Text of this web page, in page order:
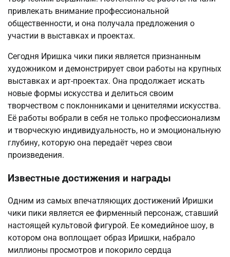
привлекать внимание профессиональной
общественности, и она получала предложения о
участии в выставках и проектах.
Сегодня Иришка чики пики является признанным
художником и демонстрирует свои работы на крупных
выставках и арт-проектах. Она продолжает искать
новые формы искусства и делиться своим
творчеством с поклонниками и ценителями искусства.
Её работы вобрали в себя не только профессионализм
и творческую индивидуальность, но и эмоциональную
глубину, которую она передаёт через свои
произведения.
Известные достижения и награды
Одним из самых впечатляющих достижений Иришки
чики пики является ее фирменный персонаж, ставший
настоящей культовой фигурой. Ее комедийное шоу, в
котором она воплощает образ Иришки, набрало
миллионы просмотров и покорило сердца